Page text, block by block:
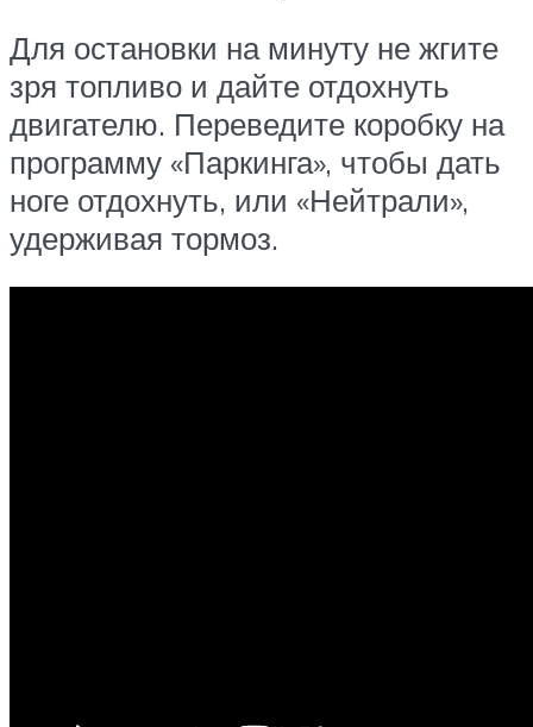
Для остановки на минуту не жгите
зря топливо и дайте отдохнуть
двигателю. Переведите коробку на
программу «Паркинга», чтобы дать
ноге отдохнуть, или «Нейтрали»,
удерживая тормоз.